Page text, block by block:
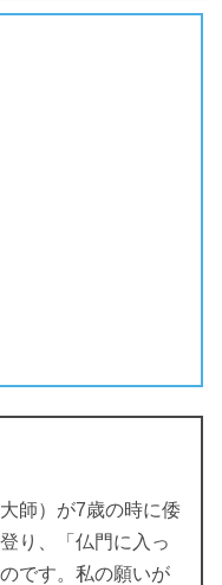
師）が7歳の時に倭
り、「仏門に入っ
です。私の願いが